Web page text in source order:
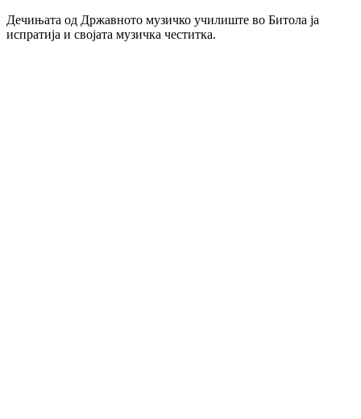
Дечињата од Државното музичко училиште во Битола ја
испратија и својата музичка честитка.